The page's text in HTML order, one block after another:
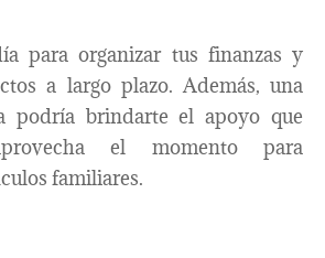
para organizar tus finanzas y
a largo plazo. Además, una
podría brindarte el apoyo que
el momento para
familiares.